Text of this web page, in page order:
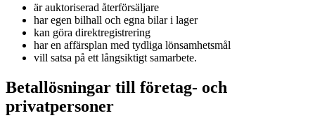
är auktoriserad återförsäljare
har egen bilhall och egna bilar i lager
kan göra direktregistrering
har en affärsplan med tydliga lönsamhetsmål
vill satsa på ett långsiktigt samarbete.
Betallösningar till företag- och
privatpersoner